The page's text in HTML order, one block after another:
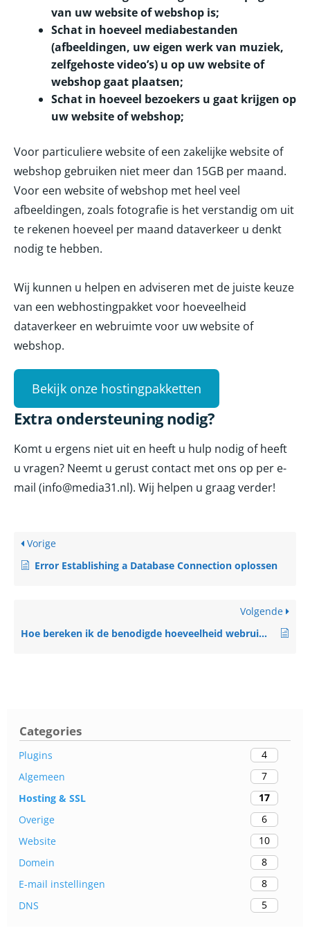
van uw website of webshop is;
Schat in hoeveel mediabestanden
(afbeeldingen, uw eigen werk van muziek,
zelfgehoste video’s) u op uw website of
webshop gaat plaatsen;
Schat in hoeveel bezoekers u gaat krijgen op
uw website of webshop;
Voor particuliere website of een zakelijke website of
webshop gebruiken niet meer dan 15GB per maand.
Voor een website of webshop met heel veel
afbeeldingen, zoals fotografie is het verstandig om uit
te rekenen hoeveel per maand dataverkeer u denkt
nodig te hebben.
Wij kunnen u helpen en adviseren met de juiste keuze
van een webhostingpakket voor hoeveelheid
dataverkeer en webruimte voor uw website of
webshop.
Bekijk onze hostingpakketten
Extra ondersteuning nodig?
Komt u ergens niet uit en heeft u hulp nodig of heeft
u vragen? Neemt u gerust contact met ons op per e-
mail (info@media31.nl). Wij helpen u graag verder!
Vorige
Error Establishing a Database Connection oplossen
Volgende
Hoe bereken ik de benodigde hoeveelheid webruimte voor mijn website/webshop?
Categories
Plugins
4
Algemeen
7
Hosting & SSL
17
Overige
6
Website
10
Domein
8
E-mail instellingen
8
DNS
5